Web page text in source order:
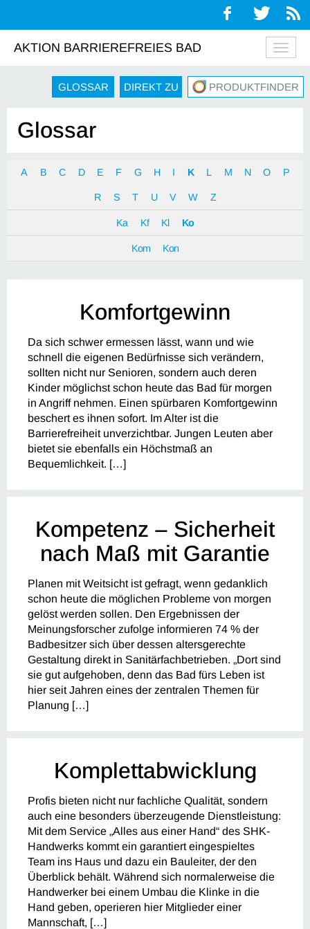
AKTION BARRIEREFREIES BAD
GLOSSAR DIREKT ZU PRODUKTFINDER
Glossar
A B C D E F G H I K L M N O P
R S T U V W Z
Ka Kf Kl Ko
Kom Kon
Komfortgewinn
Da sich schwer ermessen lässt, wann und wie
schnell die eigenen Bedürfnisse sich verändern,
sollten nicht nur Senioren, sondern auch deren
Kinder möglichst schon heute das Bad für morgen
in Angriff nehmen. Einen spürbaren Komfortgewinn
beschert es ihnen sofort. Im Alter ist die
Barrierefreiheit unverzichtbar. Jungen Leuten aber
bietet sie ebenfalls ein Höchstmaß an
Bequemlichkeit. […]
Kompetenz – Sicherheit
nach Maß mit Garantie
Planen mit Weitsicht ist gefragt, wenn gedanklich
schon heute die möglichen Probleme von morgen
gelöst werden sollen. Den Ergebnissen der
Meinungsforscher zufolge informieren 74 % der
Badbesitzer sich über dessen altersgerechte
Gestaltung direkt in Sanitärfachbetrieben. „Dort sind
sie gut aufgehoben, denn das Bad fürs Leben ist
hier seit Jahren eines der zentralen Themen für
Planung […]
Komplettabwicklung
Profis bieten nicht nur fachliche Qualität, sondern
auch eine besonders überzeugende Dienstleistung:
Mit dem Service „Alles aus einer Hand“ des SHK-
Handwerks kommt ein garantiert eingespieltes
Team ins Haus und dazu ein Bauleiter, der den
Überblick behält. Während sich normalerweise die
Handwerker bei einem Umbau die Klinke in die
Hand geben, operieren hier Mitglieder einer
Mannschaft, […]